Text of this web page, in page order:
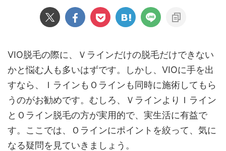
VIO脱毛の際に、Ｖラインだけの脱毛だけできない
かと悩む人も多いはずです。しかし、VIOに手を出
すなら、ＩラインもＯラインも同時に施術してもら
うのがお勧めです。むしろ、ＶラインよりＩライン
とＯライン脱毛の方が実用的で、実生活に有益で
す。ここでは、Ｏラインにポイントを絞って、気に
なる疑問を見ていきましょう。